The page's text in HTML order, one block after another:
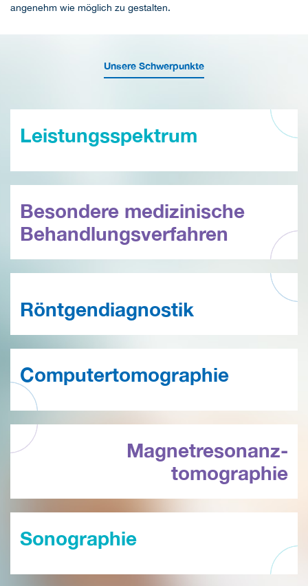
angenehm wie möglich zu gestalten.
Unsere Schwerpunkte
Leistungsspektrum
Besondere medizinische
Behandlungsverfahren
Röntgendiagnostik
Computertomographie
Magnetresonanz­
tomographie
Sonographie